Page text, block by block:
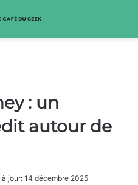
: un
autour de
à jour: 14 décembre 2025